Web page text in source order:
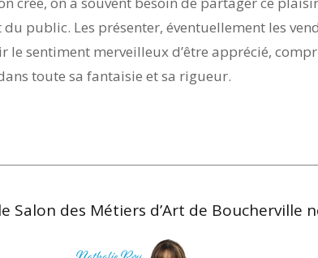
public. Les présenter, éventuellement les
le sentiment merveilleux d’être apprécié,
toute sa fantaisie et sa rigueur.
Salon des Métiers d’Art de Boucherville